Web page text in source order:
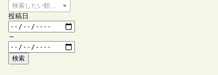
検索したい館種を選択してください
投稿日
～
検索